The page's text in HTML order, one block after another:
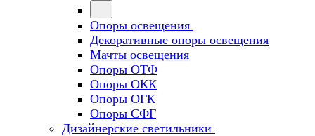
Опоры освещения
Декоративные опоры освещения
Мачты освещения
Опоры ОТФ
Опоры ОКК
Опоры ОГК
Опоры СФГ
Дизайнерские светильники